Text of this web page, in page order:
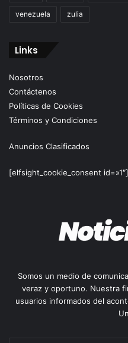
venezuela zulia
Links
Nosotros
Contáctenos
Políticas de Cookies
Términos y Condiciones
Anuncios Clasificados
[elfsight_cookie_consent id=»1″]
Somos un medio de
veraz y oportuno. Nuestra
usuarios informados del